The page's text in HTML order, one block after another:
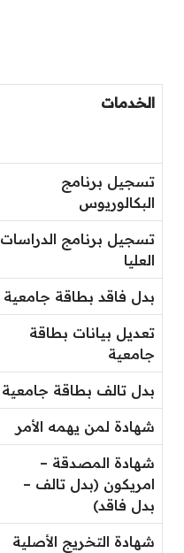
الخدمات
تسجيل برنامج
البكالوريوس
تسجيل برنامج الدراسات
العليا
بدل فاقد بطاقة جامعية
تعديل بيانات بطاقة
جامعية
بدل تالف بطاقة جامعية
شهادة لمن يهمه الأمر
شهادة المصدقة –
امريكون (بدل تالف –
بدل فاقد)
شهادة التخريج الأصلية